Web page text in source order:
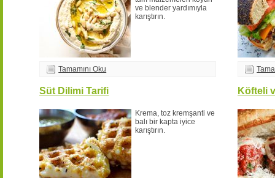
ve blender yardımıyla
karıştırın.
Tamamını Oku
Süt Dilimi Tarifi
Krema, toz kremşanti ve
balı bir kapta iyice
karıştırın.
Köfteli